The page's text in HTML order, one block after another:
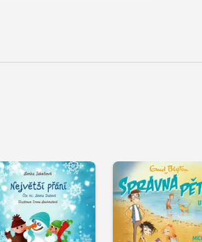
Přehrát
ukázku